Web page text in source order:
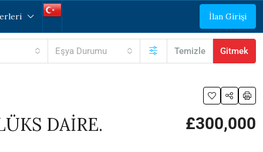
İlan Girişi
Eşya Durumu Temizle Gitmek
DAİRE. £300,000